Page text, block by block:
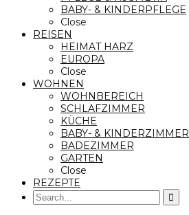
BABY- & KINDERPFLEGE
Close
REISEN
HEIMAT HARZ
EUROPA
Close
WOHNEN
WOHNBEREICH
SCHLAFZIMMER
KÜCHE
BABY- & KINDERZIMMER
BADEZIMMER
GARTEN
Close
REZEPTE